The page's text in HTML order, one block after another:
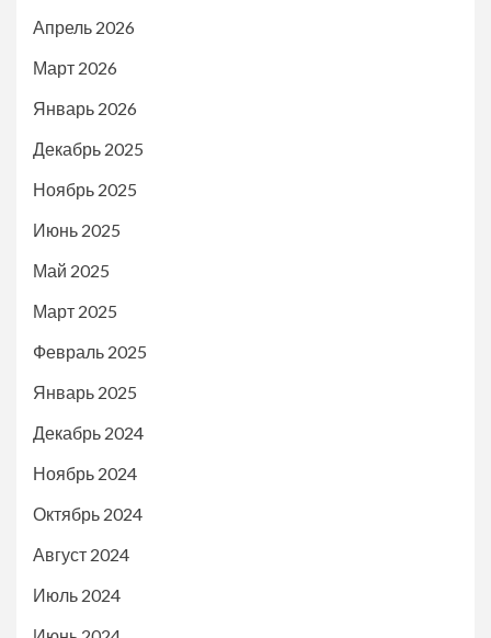
Апрель 2026
Март 2026
Январь 2026
Декабрь 2025
Ноябрь 2025
Июнь 2025
Май 2025
Март 2025
Февраль 2025
Январь 2025
Декабрь 2024
Ноябрь 2024
Октябрь 2024
Август 2024
Июль 2024